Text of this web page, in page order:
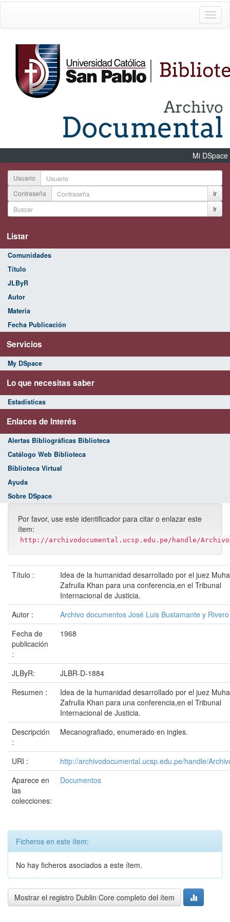
Mi DSpace
Usuario
Contraseña
Ir
Ir
Listar
Comunidades
Título
JLByR
Autor
Materia
Fecha Publicación
Servicios
My DSpace
Lo que necesitas saber
Estadísticas
Enlaces de Interés
Alertas Bibliográficas Biblioteca
Catálogo Web Biblioteca
Biblioteca Virtual
Ayuda
Sobre DSpace
Por favor, use este identificador para citar o enlazar este
ítem:
http://archivodocumental.ucsp.edu.pe/handle/
Título :
Idea de la humanidad desarrollado por el juez
Zafrulla Khan para una conferencia,en el Tribunal
Internacional de Justicia.
Autor :
Archivo documentos José Luis Bustamante y Rivero
Fecha de
publicación
:
1968
JLByR:
JLBR-D-1884
Resumen :
Idea de la humanidad desarrollado por el juez
Zafrulla Khan para una conferencia,en el Tribunal
Internacional de Justicia.
Descripción
:
Mecanografiado, enumerado en ingles.
URI :
http://archivodocumental.ucsp.edu.pe/handle/
Aparece en
las
colecciones:
Documentos
Ficheros en este ítem:
No hay ficheros asociados a este ítem.
Mostrar el registro Dublin Core completo del ítem